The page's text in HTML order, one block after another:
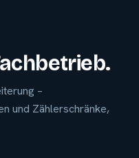
–
und Zählerschränke,